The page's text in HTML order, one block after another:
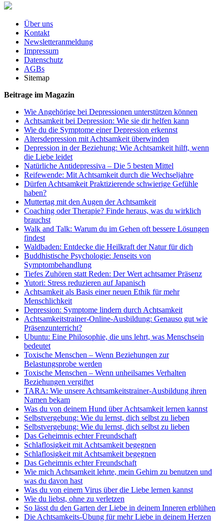
Über uns
Kontakt
Newsletteranmeldung
Impressum
Datenschutz
AGBs
Sitemap
Beitrage im Magazin
Wie Angehörige bei Depressionen unterstützen können
Achtsamkeit bei Depression: Wie sie dir helfen kann
Wie du die Symptome einer Depression erkennst
Altersdepression mit Achtsamkeit überwinden
Depression in der Beziehung: Wie Achtsamkeit hilft, wenn
die Liebe leidet
Natürliche Antidepressiva – Die 5 besten Mittel
Reifewende: Mit Achtsamkeit durch die Wechseljahre
Dürfen Achtsamkeit Praktizierende schwierige Gefühle
haben?
Muttertag mit den Augen der Achtsamkeit
Coaching oder Therapie? Finde heraus, was du wirklich
brauchst
Walk and Talk: Warum du im Gehen oft bessere Lösungen
findest
Waldbaden: Entdecke die Heilkraft der Natur für dich
Buddhistische Psychologie: Jenseits von
Symptombehandlung
Tiefes Zuhören statt Reden: Der Wert achtsamer Präsenz
Yutori: Stress reduzieren auf Japanisch
Achtsamkeit als Basis einer neuen Ethik für mehr
Menschlichkeit
Depression: Symptome lindern durch Achtsamkeit
Achtsamkeitstrainer-Online-Ausbildung: Genauso gut wie
Präsenzunterricht?
Ubuntu: Eine Philosophie, die uns lehrt, was Menschsein
bedeutet
Toxische Menschen – Wenn Beziehungen zur
Belastungsprobe werden
Toxische Menschen – Wenn unheilsames Verhalten
Beziehungen vergiftet
TARA: Wie unsere Achtsamkeitstrainer-Ausbildung ihren
Namen bekam
Was du von deinem Hund über Achtsamkeit lernen kannst
Selbstvergebung: Wie du lernst, dich selbst zu lieben
Selbstvergebung: Wie du lernst, dich selbst zu lieben
Das Geheimnis echter Freundschaft
Schlaflosigkeit mit Achtsamkeit begegnen
Schlaflosigkeit mit Achtsamkeit begegnen
Das Geheimnis echter Freundschaft
Wie mich Achtsamkeit lehrte, mein Gehirn zu benutzen und
was du davon hast
Was du von einem Virus über die Liebe lernen kannst
Wie du liebst, ohne zu verletzen
So lässt du den Garten der Liebe in deinem Inneren erblühen
Die Achtsamkeits-Übung für mehr Liebe in deinem Herzen